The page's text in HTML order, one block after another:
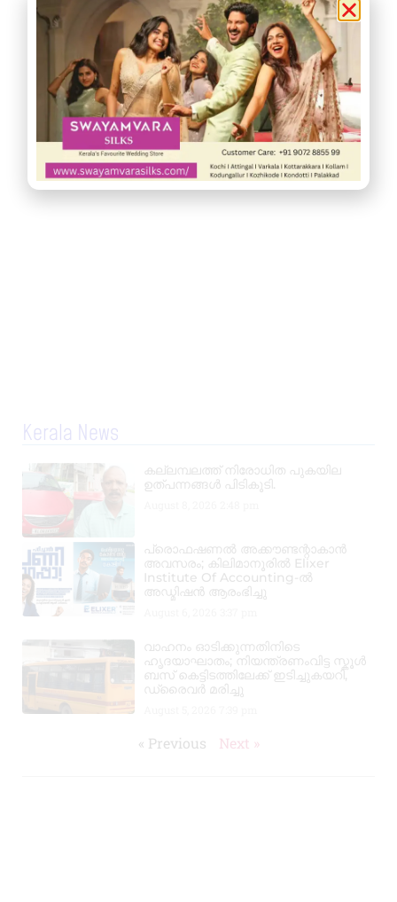
Kerala News
കല്ലമ്പലത്ത് നിരോധിത പുകയില
ഉത്പന്നങ്ങൾ പിടികൂടി.
പ്രൊഫഷണൽ അക്കൗണ്ടന്റാകാൻ
അവസരം; കിലിമാനൂരിൽ Elixer
Institute Of Accounting-ൽ
അഡ്മിഷൻ ആരംഭിച്ചു
വാഹനം ഓടിക്കുന്നതിനിടെ
ഹൃദയാഘാതം; നിയന്ത്രണംവിട്ട സ്കൂൾ
ബസ് കെട്ടിടത്തിലേക്ക് ഇടിച്ചുകയറി,
ഡ്രൈവർ മരിച്ചു
« Previous Next »